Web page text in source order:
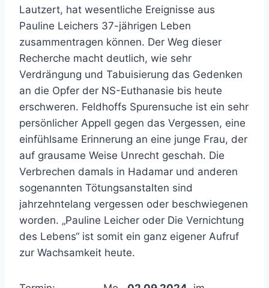
Lautzert, hat wesentliche Ereignisse aus
Pauline Leichers 37-jährigen Leben
zusammentragen können. Der Weg dieser
Recherche macht deutlich, wie sehr
Verdrängung und Tabuisierung das Gedenken
an die Opfer der NS-Euthanasie bis heute
erschweren. Feldhoffs Spurensuche ist ein sehr
persönlicher Appell gegen das Vergessen, eine
einfühlsame Erinnerung an eine junge Frau, der
auf grausame Weise Unrecht geschah. Die
Verbrechen damals in Hadamar und anderen
sogenannten Tötungsanstalten sind
jahrzehntelang vergessen oder beschwiegenen
worden. „Pauline Leicher oder Die Vernichtung
des Lebens“ ist somit ein ganz eigener Aufruf
zur Wachsamkeit heute.